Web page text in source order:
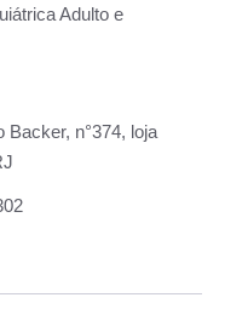
Adulto e
Backer, n°374, loja